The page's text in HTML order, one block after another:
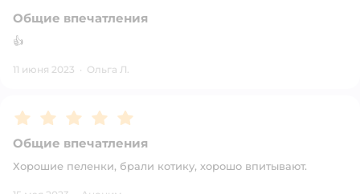
Общие впечатления
👍
11 июня 2023 · Ольга Л.
Рейтинг:5
Общие впечатления
Хорошие пеленки, брали котику, хорошо впитывают.